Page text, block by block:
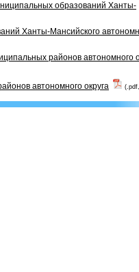
образований Ханты-
Ханты-Мансийского
районов автономного
автономного округа